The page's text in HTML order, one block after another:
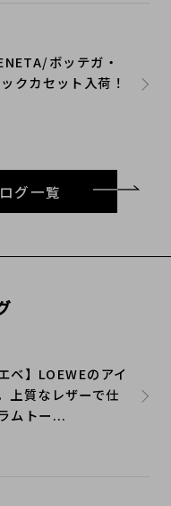
ボッテガ・
クカセット入荷！
グ一覧
ベ】LOEWEのアイ
上質なレザーで仕
ムトー...